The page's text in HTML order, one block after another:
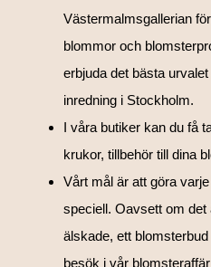
Västermalmsgallerian
blommor och
erbjuda det bästa
inredning i Stockholm.
I våra butiker kan du få
krukor, tillbehör till dina
Vårt mål är att göra
speciell. Oavsett om det
älskade, ett
besök i vår